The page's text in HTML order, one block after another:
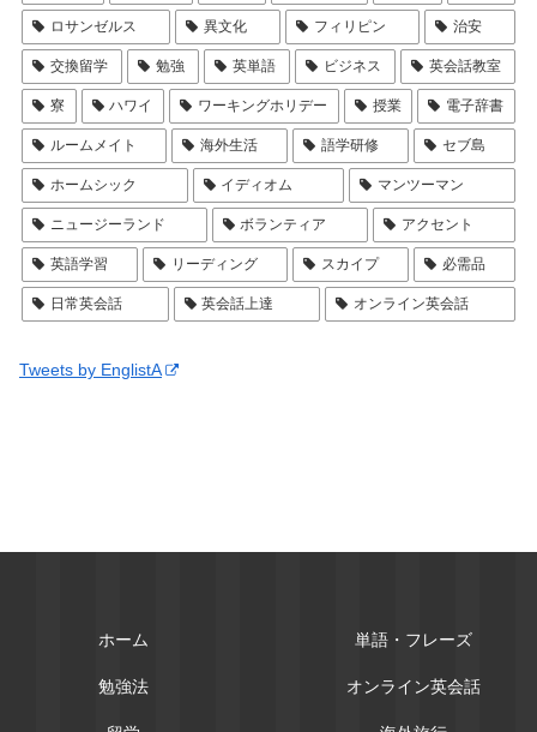
ロサンゼルス 異文化 フィリピン 治安
交換留学 勉強 英単語 ビジネス 英会話教室
寮 ハワイ ワーキングホリデー 授業 電子辞書
ルームメイト 海外生活 語学研修 セブ島
ホームシック イディオム マンツーマン
ニュージーランド ボランティア アクセント
英語学習 リーディング スカイプ 必需品
日常英会話 英会話上達 オンライン英会話
Tweets by EnglistA
ホーム 単語・フレーズ
勉強法 オンライン英会話